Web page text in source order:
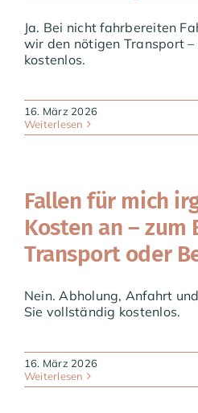
Ja. Bei nicht fahrbereiten
wir den nötigen Transport –
kostenlos.
16. März 2026
Weiterlesen
Fallen für mich
Kosten an – zum
Transport oder
Nein. Abholung, Anfahrt
Sie vollständig kostenlos.
16. März 2026
Weiterlesen